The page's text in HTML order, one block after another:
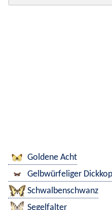
Goldene Acht
Gelbwürfeliger
Schwalbenschwanz
Segelfalter